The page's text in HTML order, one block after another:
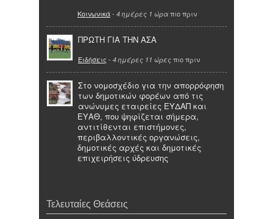
Κοινωνικά- 4 ημέρες 1 ώρα πιο πριν
ΠΡΩΤΗ ΓΙΑ ΤΗΝ ΑΣΑ
Ειδήσεις - 4 ημέρες 11 ώρες πιο πριν
Στο νομοσχέδιο για την απορρόφηση
των δημοτικών φορέων από τις
ανώνυμες εταιρείες ΕΥΔΑΠ και
ΕΥΑΘ, που ψηφίζεται σήμερα,
αντιτίθενται επιστήμονες,
περιβαλλοντικές οργανώσεις,
δημοτικές αρχές και δημοτικές
επιχειρήσεις ύδρευσης
Τελευταίες Θεάσεις